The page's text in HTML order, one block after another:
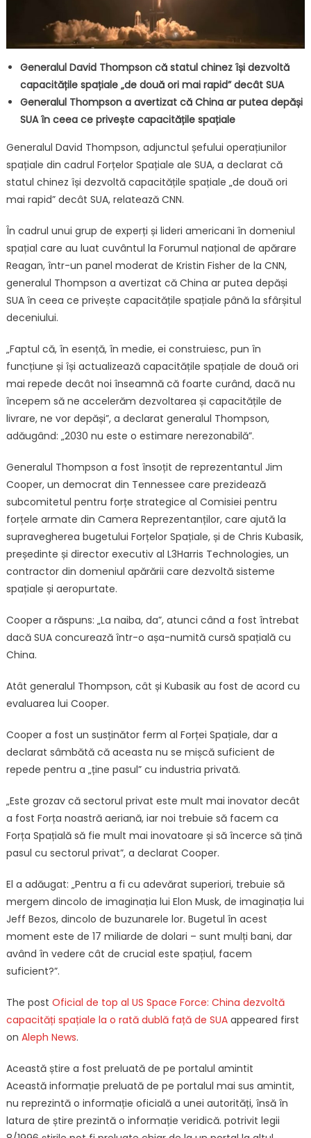
Generalul David Thompson că statul chinez își dezvoltă
capacitățile spațiale „de două ori mai rapid” decât SUA
Generalul Thompson a avertizat că China ar putea depăși
SUA în ceea ce privește capacitățile spațiale
Generalul David Thompson, adjunctul șefului operațiunilor
spațiale din cadrul Forțelor Spațiale ale SUA, a declarat că
statul chinez își dezvoltă capacitățile spațiale „de două ori
mai rapid” decât SUA, relatează CNN.
În cadrul unui grup de experți și lideri americani în domeniul
spațial care au luat cuvântul la Forumul național de apărare
Reagan, într-un panel moderat de Kristin Fisher de la CNN,
generalul Thompson a avertizat că China ar putea depăși
SUA în ceea ce privește capacitățile spațiale până la sfârșitul
deceniului.
„Faptul că, în esență, în medie, ei construiesc, pun în
funcțiune și își actualizează capacitățile spațiale de două ori
mai repede decât noi înseamnă că foarte curând, dacă nu
începem să ne accelerăm dezvoltarea și capacitățile de
livrare, ne vor depăși”, a declarat generalul Thompson,
adăugând: „2030 nu este o estimare nerezonabilă”.
Generalul Thompson a fost însoțit de reprezentantul Jim
Cooper, un democrat din Tennessee care prezidează
subcomitetul pentru forțe strategice al Comisiei pentru
forțele armate din Camera Reprezentanților, care ajută la
supravegherea bugetului Forțelor Spațiale, și de Chris Kubasik,
președinte și director executiv al L3Harris Technologies, un
contractor din domeniul apărării care dezvoltă sisteme
spațiale și aeropurtate.
Cooper a răspuns: „La naiba, da”, atunci când a fost întrebat
dacă SUA concurează într-o așa-numită cursă spațială cu
China.
Atât generalul Thompson, cât și Kubasik au fost de acord cu
evaluarea lui Cooper.
Cooper a fost un susținător ferm al Forței Spațiale, dar a
declarat sâmbătă că aceasta nu se mișcă suficient de
repede pentru a „ține pasul” cu industria privată.
„Este grozav că sectorul privat este mult mai inovator decât
a fost Forța noastră aeriană, iar noi trebuie să facem ca
Forța Spațială să fie mult mai inovatoare și să încerce să țină
pasul cu sectorul privat”, a declarat Cooper.
El a adăugat: „Pentru a fi cu adevărat superiori, trebuie să
mergem dincolo de imaginația lui Elon Musk, de imaginația lui
Jeff Bezos, dincolo de buzunarele lor. Bugetul în acest
moment este de 17 miliarde de dolari – sunt mulți bani, dar
având în vedere cât de crucial este spațiul, facem
suficient?”.
The post Oficial de top al US Space Force: China dezvoltă
capacități spațiale la o rată dublă față de SUAappeared first
on Aleph News.
Această știre a fost preluată de pe portalul amintit
Această informație preluată de pe portalul mai sus amintit,
nu reprezintă o informație oficială a unei autorități, însă în
latura de știre prezintă o informație veridică. potrivit legii